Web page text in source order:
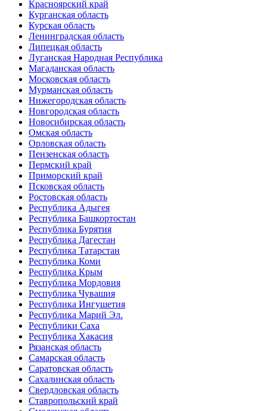
Красноярский край
Курганская область
Курская область
Ленинградская область
Липецкая область
Луганская Народная Республика
Магаданская область
Московская область
Мурманская область
Нижегородская область
Новгородская область
Новосибирская область
Омская область
Орловская область
Пензенская область
Пермский край
Приморский край
Псковская область
Ростовская область
Республика Адыгея
Республика Башкортостан
Республика Бурятия
Республика Дагестан
Республика Татарстан
Республика Коми
Республика Крым
Республика Мордовия
Республика Чувашия
Республика Ингушетия
Республика Марий Эл.
Республики Саха
Республика Хакасия
Рязанская область
Самарская область
Саратовская область
Сахалинская область
Свердловская область
Ставропольский край